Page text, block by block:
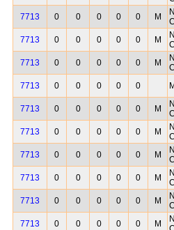
7713
0 0 0 0 0 M
7713
0 0 0 0 0 M
7713
0 0 0 0 0 M
7713
0 0 0 0 0
7713 0 0 0 0 0 M
7713
0 0 0 0 0 M
7713
0 0 0 0 0 M
7713
0 0 0 0 0 M
7713
0 0 0 0 0 M
7713
0 0 0 0 0 M